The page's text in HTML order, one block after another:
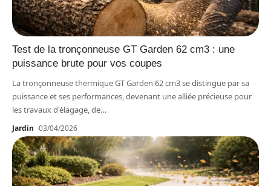
Test de la tronçonneuse GT Garden 62 cm3 : une
puissance brute pour vos coupes
La tronçonneuse thermique GT Garden 62 cm3 se distingue par sa
puissance et ses performances, devenant une alliée précieuse pour
les travaux d'élagage, de…
Jardin 03/04/2026